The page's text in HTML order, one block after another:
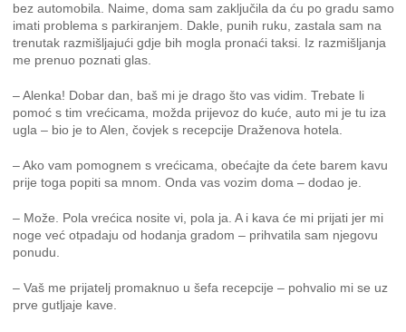
bez automobila. Naime, doma sam zaključila da ću po gradu samo
imati problema s parkiranjem. Dakle, punih ruku, zastala sam na
trenutak razmišljajući gdje bih mogla pronaći taksi. Iz razmišljanja
me prenuo poznati glas.
– Alenka! Dobar dan, baš mi je drago što vas vidim. Trebate li
pomoć s tim vrećicama, možda prijevoz do kuće, auto mi je tu iza
ugla – bio je to Alen, čovjek s recepcije Draženova hotela.
– Ako vam pomognem s vrećicama, obećajte da ćete barem kavu
prije toga popiti sa mnom. Onda vas vozim doma – dodao je.
– Može. Pola vrećica nosite vi, pola ja. A i kava će mi prijati jer mi
noge već otpadaju od hodanja gradom – prihvatila sam njegovu
ponudu.
– Vaš me prijatelj promaknuo u šefa recepcije – pohvalio mi se uz
prve gutljaje kave.